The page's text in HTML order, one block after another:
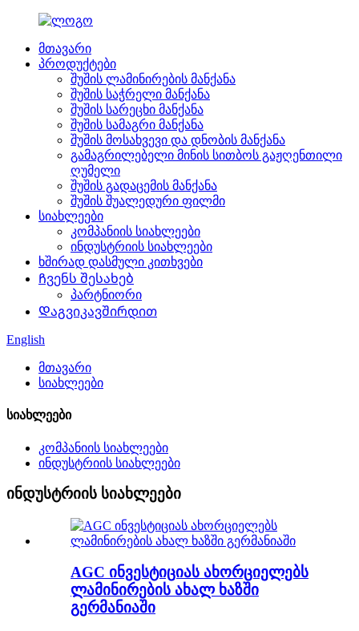
მთავარი
პროდუქტები
შუშის ლამინირების მანქანა
შუშის საჭრელი მანქანა
შუშის სარეცხი მანქანა
შუშის სამაგრი მანქანა
შუშის მოსახვევი და დნობის მანქანა
გამაგრილებელი მინის სითბოს გაჟღენთილი
ღუმელი
შუშის გადაცემის მანქანა
შუშის შუალედური ფილმი
სიახლეები
კომპანიის სიახლეები
ინდუსტრიის სიახლეები
ხშირად დასმული კითხვები
Ჩვენს შესახებ
პარტნიორი
Დაგვიკავშირდით
English
მთავარი
სიახლეები
სიახლეები
კომპანიის სიახლეები
ინდუსტრიის სიახლეები
ინდუსტრიის სიახლეები
AGC ინვესტიციას ახორციელებს
ლამინირების ახალ ხაზში
გერმანიაში